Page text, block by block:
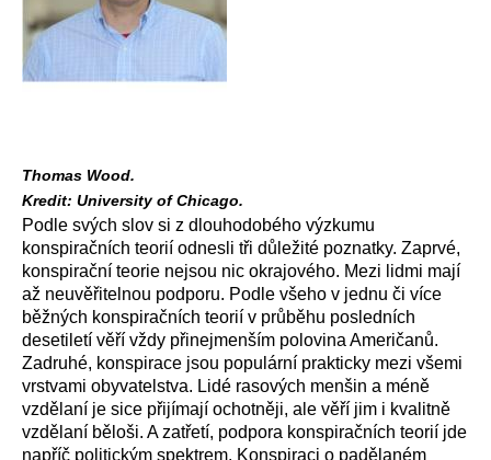
Thomas Wood.
Kredit: University of Chicago.
Podle svých slov si z dlouhodobého výzkumu
konspiračních teorií odnesli tři důležité poznatky. Zaprvé,
konspirační teorie nejsou nic okrajového. Mezi lidmi mají
až neuvěřitelnou podporu. Podle všeho v jednu či více
běžných konspiračních teorií v průběhu posledních
desetiletí věří vždy přinejmenším polovina Američanů.
Zadruhé, konspirace jsou populární prakticky mezi všemi
vrstvami obyvatelstva. Lidé rasových menšin a méně
vzdělaní je sice přijímají ochotněji, ale věří jim i kvalitně
vzdělaní běloši. A zatřetí, podpora konspiračních teorií jde
napříč politickým spektrem. Konspiraci o padělaném